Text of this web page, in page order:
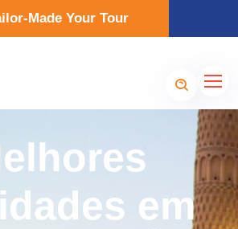
Made Your Tour
em